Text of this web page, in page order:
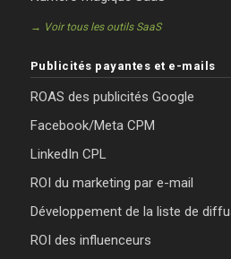
→ Voir tous les outils SaaS
Publicités payantes et e-mails
ROAS des publicités Google
Facebook/Meta CPM
LinkedIn CPL
ROI du marketing par e-mail
Développement de la liste de
ROI des influenceurs